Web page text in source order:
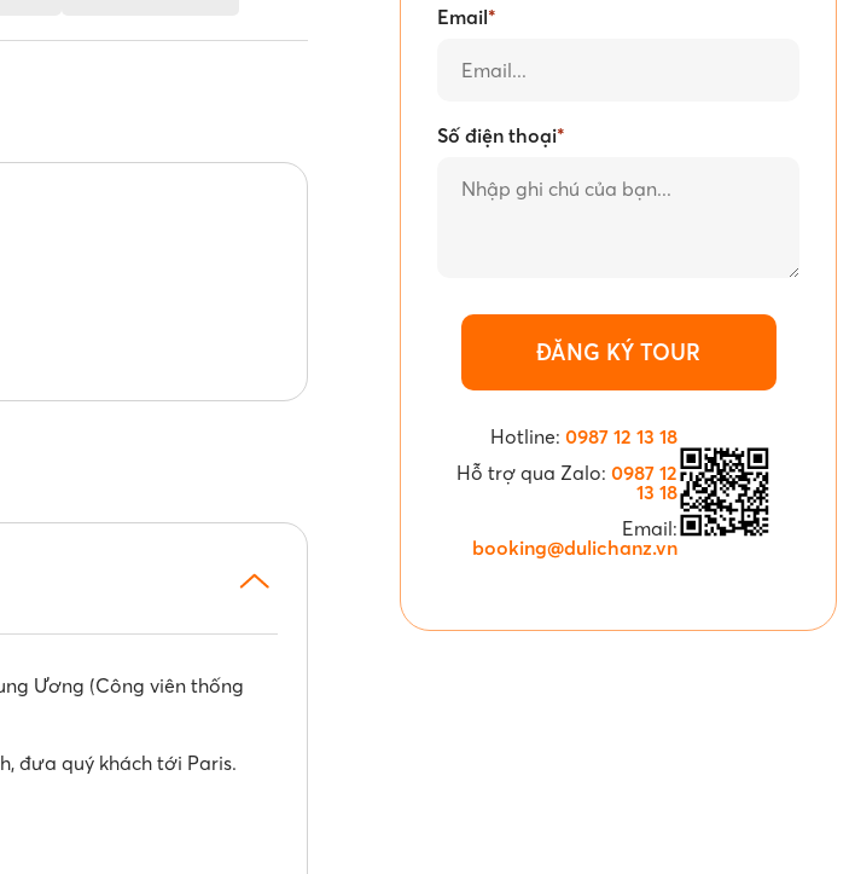
Ương (Công viên thống
đưa quý khách tới Paris.
Email*
Số điện thoại*
Hotline: 0987 12 13 18
Hỗ trợ qua Zalo: 0987 12
13 18
Email:
booking@dulichanz.vn